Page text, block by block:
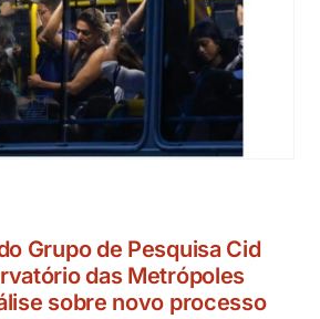
Grupo de Pesquisa Cid
das Metrópoles
sobre novo processo